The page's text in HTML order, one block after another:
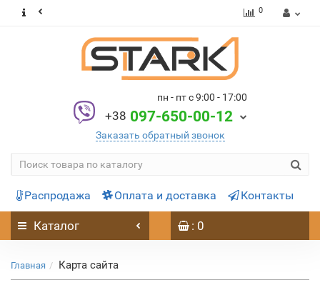
0
пн - пт с 9:00 - 17:00
+38 097-650-00-12
Заказать обратный звонок
Распродажа Оплата и доставка Контакты
Каталог : 0
Главная Карта сайта